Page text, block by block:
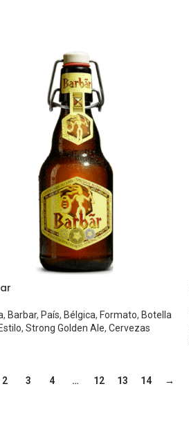
, Barbar, País, Bélgica, Formato, Botella
Estilo, Strong Golden Ale, Cervezas
2 3 4 … 12 13 14 →